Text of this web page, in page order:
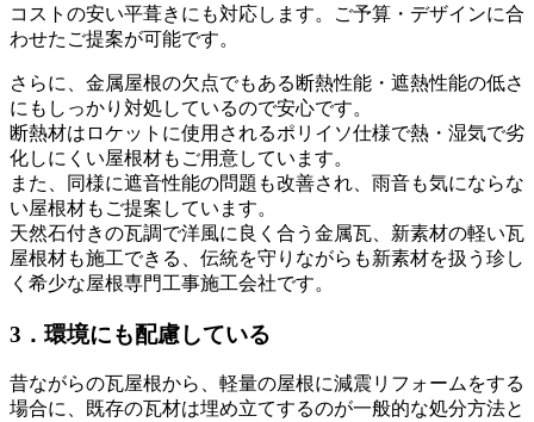
コストの安い平葺きにも対応します。ご予算・デザインに合
わせたご提案が可能です。
さらに、金属屋根の欠点でもある断熱性能・遮熱性能の低さ
にもしっかり対処しているので安心です。
断熱材はロケットに使用されるポリイソ仕様で熱・湿気で劣
化しにくい屋根材もご用意しています。
また、同様に遮音性能の問題も改善され、雨音も気にならな
い屋根材もご提案しています。
天然石付きの瓦調で洋風に良く合う金属瓦、新素材の軽い瓦
屋根材も施工できる、伝統を守りながらも新素材を扱う珍し
く希少な屋根専門工事施工会社です。
3．環境にも配慮している
昔ながらの瓦屋根から、軽量の屋根に減震リフォームをする
場合に、既存の瓦材は埋め立てするのが一般的な処分方法と